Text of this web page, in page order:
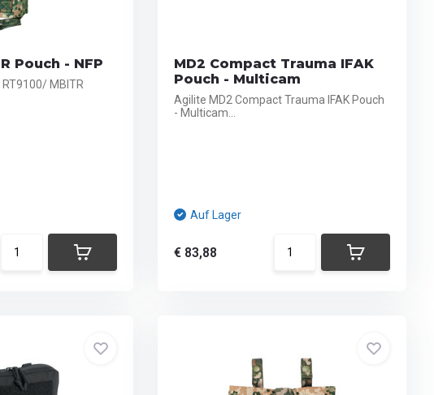
Pouch - NFP
MBITR
MD2 Compact Trauma IFAK
Pouch - Multicam
Agilite MD2 Compact Trauma IFAK Pouch
- Multicam...
Auf Lager
€ 83,88